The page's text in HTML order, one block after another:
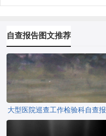
自查报告图文推荐
大型医院巡查工作检验科自查报